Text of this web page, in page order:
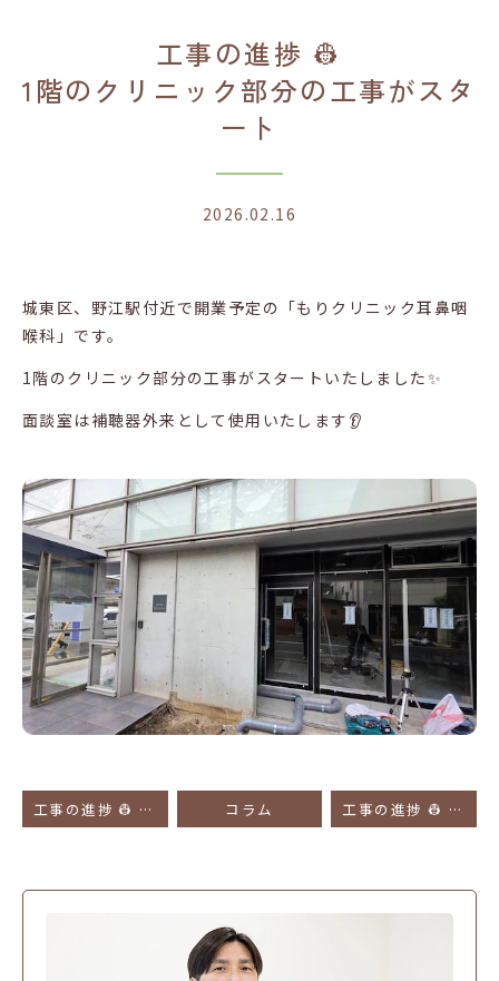
工事の進捗 👷
1階のクリニック部分の工事がスタ
ート
2026.02.16
城東区、野江駅付近で開業予定の「もりクリニック耳鼻咽
喉科」です。
1階のクリニック部分の工事がスタートいたしました✨
面談室は補聴器外来として使用いたします👂
工事の進捗 👷 キッズスペース予定地 コラム 工事の進捗 👷 クリニックの入口となる場所